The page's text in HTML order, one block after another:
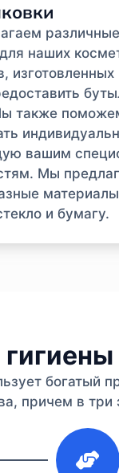
наших
также
вашим
Мы
и бумагу.
богатый
причем в три